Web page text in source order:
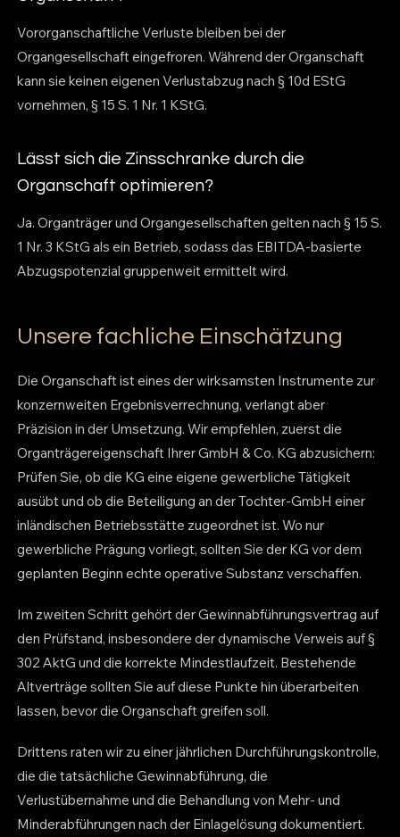
Vororganschaftliche Verluste bleiben bei der
Organgesellschaft eingefroren. Während der Organschaft
kann sie keinen eigenen Verlustabzug nach § 10d EStG
vornehmen, § 15 S. 1 Nr. 1 KStG.
Lässt sich die Zinsschranke durch die
Organschaft optimieren?
Ja. Organträger und Organgesellschaften gelten nach § 15 S.
1 Nr. 3 KStG als ein Betrieb, sodass das EBITDA-basierte
Abzugspotenzial gruppenweit ermittelt wird.
Unsere fachliche Einschätzung
Die Organschaft ist eines der wirksamsten Instrumente zur
konzernweiten Ergebnisverrechnung, verlangt aber
Präzision in der Umsetzung. Wir empfehlen, zuerst die
Organträgereigenschaft Ihrer GmbH & Co. KG abzusichern:
Prüfen Sie, ob die KG eine eigene gewerbliche Tätigkeit
ausübt und ob die Beteiligung an der Tochter-GmbH einer
inländischen Betriebsstätte zugeordnet ist. Wo nur
gewerbliche Prägung vorliegt, sollten Sie der KG vor dem
geplanten Beginn echte operative Substanz verschaffen.
Im zweiten Schritt gehört der Gewinnabführungsvertrag auf
den Prüfstand, insbesondere der dynamische Verweis auf §
302 AktG und die korrekte Mindestlaufzeit. Bestehende
Altverträge sollten Sie auf diese Punkte hin überarbeiten
lassen, bevor die Organschaft greifen soll.
Drittens raten wir zu einer jährlichen Durchführungskontrolle,
die die tatsächliche Gewinnabführung, die
Verlustübernahme und die Behandlung von Mehr- und
Minderabführungen nach der Einlagelösung dokumentiert.